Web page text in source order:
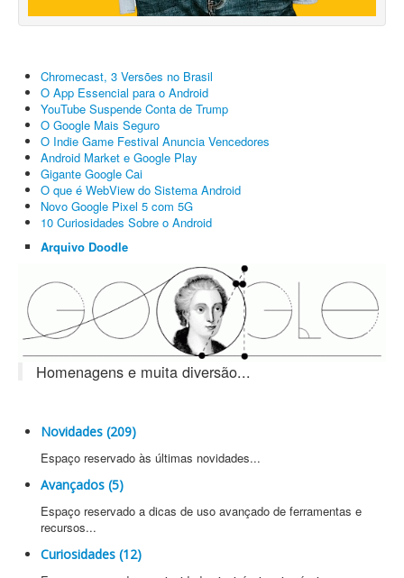
Chromecast, 3 Versões no Brasil
O App Essencial para o Android
YouTube Suspende Conta de Trump
O Google Mais Seguro
O Indie Game Festival Anuncia Vencedores
Android Market e Google Play
Gigante Google Cai
O que é WebView do Sistema Android
Novo Google Pixel 5 com 5G
10 Curiosidades Sobre o Android
Arquivo Doodle
Homenagens e muita diversão...
Novidades (209)
Espaço reservado às últimas novidades...
Avançados (5)
Espaço reservado a dicas de uso avançado de ferramentas e
recursos...
Curiosidades (12)